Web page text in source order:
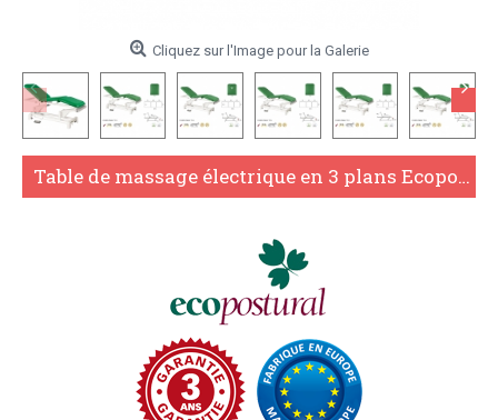
Cliquez sur l'Image pour la Galerie
Table de massage électrique en 3 plans Ecopostural C3525